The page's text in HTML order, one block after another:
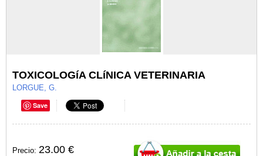
TOXICOLOGíA CLíNICA VETERINARIA
LORGUE, G.
Save
Precio: 23.00 €